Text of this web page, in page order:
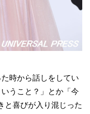
時から話しをしてい
うこと？」とか「今
と喜びが入り混じった